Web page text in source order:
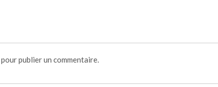
pour publier un commentaire.